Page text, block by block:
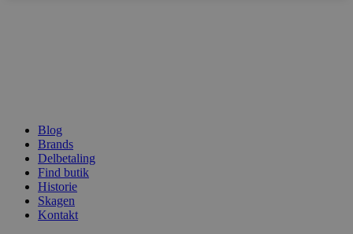
Blog
Brands
Delbetaling
Find butik
Historie
Skagen
Kontakt
woocommerce_cart_hash